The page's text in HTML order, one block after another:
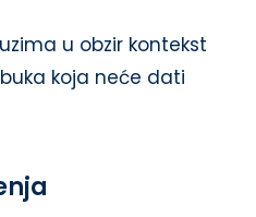
u obzir kontekst
koja neće dati